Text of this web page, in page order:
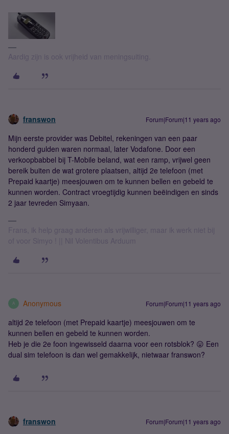
Aardig zijn is ook vrijheid van meningsuiting.
franswon Forum|Forum|11 years ago
Mijn eerste provider was Debitel, rekeningen van een paar
honderd gulden waren normaal, later Vodafone. Door een
verkoopbabbel bij T-Mobile beland, wat een ramp, vrijwel geen
bereik buiten de wat grotere plaatsen, altijd 2e telefoon (met
Prepaid kaartje) meesjouwen om te kunnen bellen en gebeld te
kunnen worden. Contract vroegtijdig kunnen beëindigen en sinds
2 jaar tevreden Simyaan.
Frans, ik help graag anderen als vrijwilliger, maar ik werk niet bij
of voor Simyo ! || Nil Volentibus Arduum
A Anonymous Forum|Forum|11 years ago
altijd 2e telefoon (met Prepaid kaartje) meesjouwen om te
kunnen bellen en gebeld te kunnen worden.
Heb je die 2e foon ingewisseld daarna voor een rotsblok? 😛 Een
dual sim telefoon is dan wel gemakkelijk, nietwaar franswon?
franswon Forum|Forum|11 years ago